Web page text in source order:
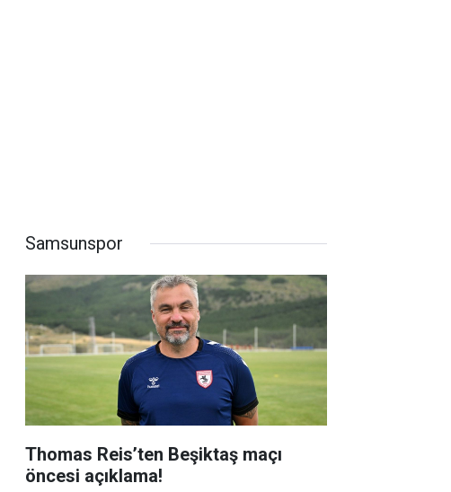
Samsunspor
Thomas Reis’ten Beşiktaş maçı
öncesi açıklama!